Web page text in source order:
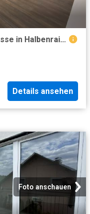
Erdgeschosswohnung mit Terrasse in Halbenrain. !
Details ansehen
Foto anschauen